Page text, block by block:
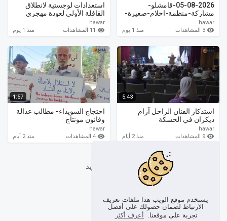
يستخدم موقع الويب هذا ملفات تعريف
الارتباط لضمان حصولك على أفضل
تجربة على موقعنا.
أعرف أكثر
05-08-2026-قامشلو-
مشاركة-منظمة-احلام-صغيرة-
في-مهرجان-الصيف (1)
hawar
منذ 1 يوم
استعدادات لوجستية لانطلاق
القافلة الأولى لعودة مهجري
سري كانيه
hawar
منذ 1 يوم
5:43
استذكار الفنان الراحل آرام
ديكران في الحسكة
hawar
منذ 2 أيام
1:57
احتجاج السويداء- مطالب عدالة
وقانون مونتاج
hawar
منذ 2 أيام
أظهر المزيد